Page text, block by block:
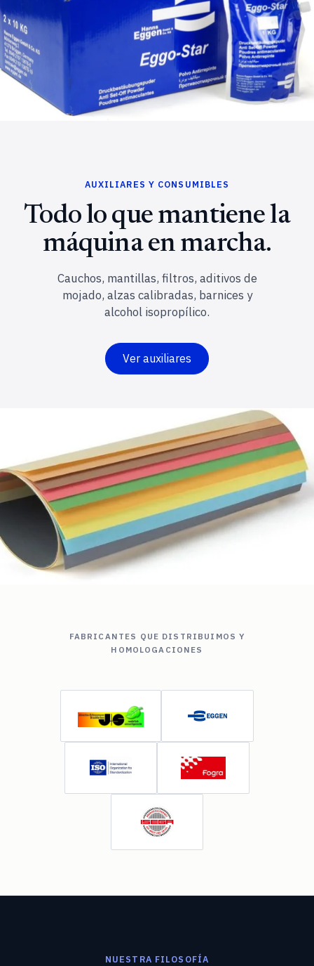
AUXILIARES Y CONSUMIBLES
Todo lo que mantiene la
máquina en marcha.
Cauchos, mantillas, filtros, aditivos de
mojado, alzas calibradas, barnices y
alcohol isopropílico.
Ver auxiliares
FABRICANTES QUE DISTRIBUIMOS Y
HOMOLOGACIONES
NUESTRA FILOSOFÍA